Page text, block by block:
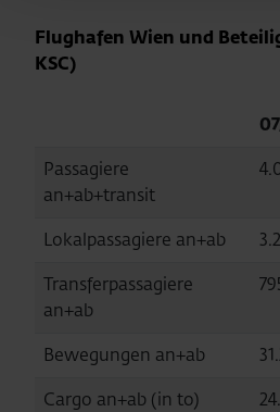
Flughafen Wien und
KSC)
Passagiere
an+ab+transit
Lokalpassagiere an+ab
Transferpassagiere
an+ab
Bewegungen an+ab
Cargo an+ab (in to)